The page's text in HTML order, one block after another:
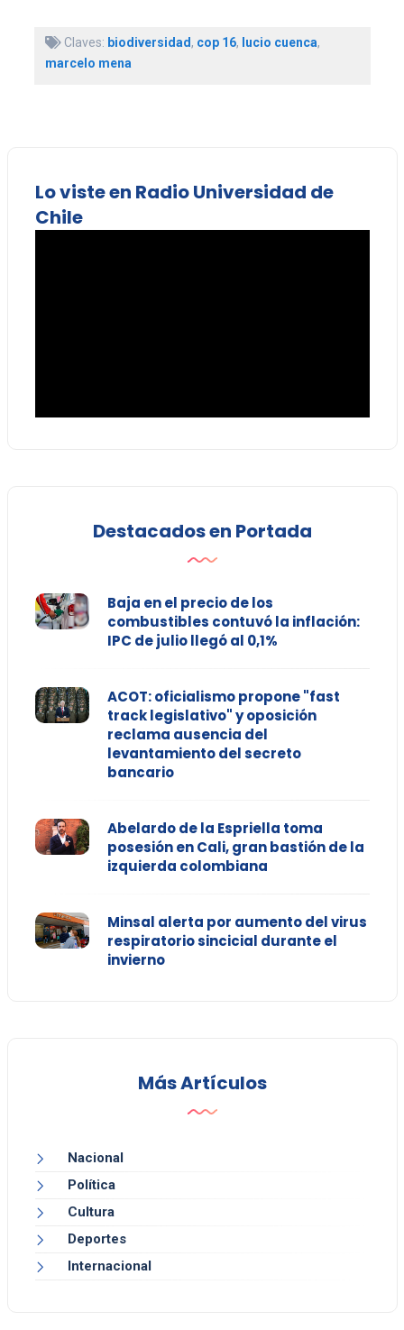
Claves: biodiversidad, cop 16, lucio cuenca,
marcelo mena
Lo viste en Radio Universidad de
Chile
Destacados en Portada
Baja en el precio de los
combustibles contuvó la inflación:
IPC de julio llegó al 0,1%
ACOT: oficialismo propone "fast
track legislativo" y oposición
reclama ausencia del
levantamiento del secreto
bancario
Abelardo de la Espriella toma
posesión en Cali, gran bastión de la
izquierda colombiana
Minsal alerta por aumento del virus
respiratorio sincicial durante el
invierno
Más Artículos
Nacional
Política
Cultura
Deportes
Internacional